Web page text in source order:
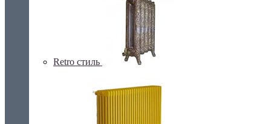
Retro стиль